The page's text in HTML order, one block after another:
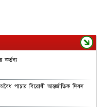
কর্তব্য
পাচার বিরোধী আন্তর্জাতিক দিবস